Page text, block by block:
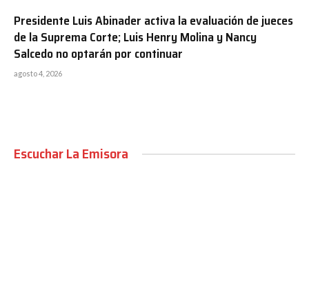
Presidente Luis Abinader activa la evaluación de jueces
de la Suprema Corte; Luis Henry Molina y Nancy
Salcedo no optarán por continuar
agosto 4, 2026
Escuchar La Emisora